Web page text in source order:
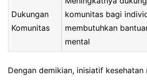
Dukungan
Komunitas
komunitas bagi
membutuhkan
mental
Dengan demikian, inisiatif kesehatan